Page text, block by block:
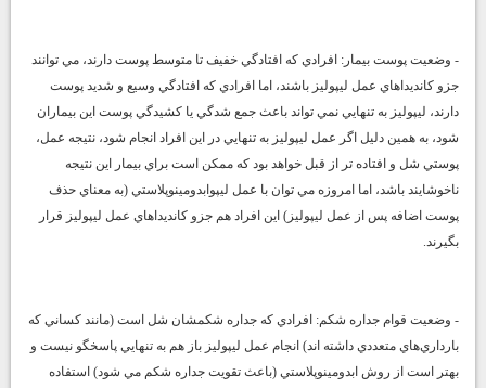
- وضعيت پوست بيمار:افرادي كه افتادگي خفيف تا متوسط پوست دارند، مي توانند
جزو كانديداهاي عمل ليپوليز باشند، اما افرادي كه افتادگي وسيع و شديد پوست
دارند، ليپوليز به تنهايي نمي تواند باعث جمع شدگي يا كشيدگي پوست اين بيماران
شود، به همين دليل اگر عمل ليپوليز به تنهايي در اين افراد انجام شود، نتيجه عمل،
پوستي شل و افتاده تر از قبل خواهد بود كه ممكن است براي بيمار اين نتيجه
ناخوشايند باشد، اما امروزه مي توان با عمل ليپوابدومينوپلاستي (به معناي حذف
پوست اضافه پس از عمل ليپوليز) اين افراد هم جزو كانديداهاي عمل ليپوليز قرار
بگيرند.
- وضعيت قوام جداره شكم:افرادي كه جداره شكمشان شل است (مانند كساني كه
بارداري‌هاي متعددي داشته اند) انجام عمل ليپوليز باز هم به تنهايي پاسخگو نيست و
بهتر است از روش ابدومينوپلاستي (باعث تقويت جداره شكم مي شود) استفاده